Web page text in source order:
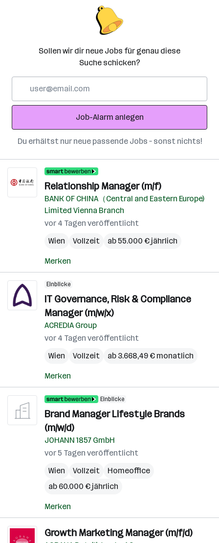
Sollen wir dir neue Jobs für genau diese
Suche schicken?
Adresse
Job-Alarm anlegen
Du erhältst nur neue passende Jobs – sonst nichts!
Relationship Manager (m/f)
BANK OF CHINA（Central and Eastern Europe)
Limited Vienna Branch
vor 4 Tagen veröffentlicht
Wien
Vollzeit ab 55.000 € jährlich
Merken
Einblicke
IT Governance, Risk & Compliance
Manager (m/w/x)
ACREDIA Group
vor 4 Tagen veröffentlicht
Wien
Vollzeit ab 3.668,49 € monatlich
Merken
Einblicke
Brand Manager Lifestyle Brands
(m/w/d)
JOHANN 1857 GmbH
vor 5 Tagen veröffentlicht
Wien
Vollzeit
Homeoffice
ab 60.000 € jährlich
Merken
Growth Marketing Manager (m/f/d)